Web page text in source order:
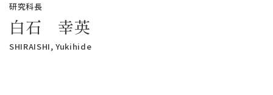
研究科長
白石 幸英
SHIRAISHI, Yukihide